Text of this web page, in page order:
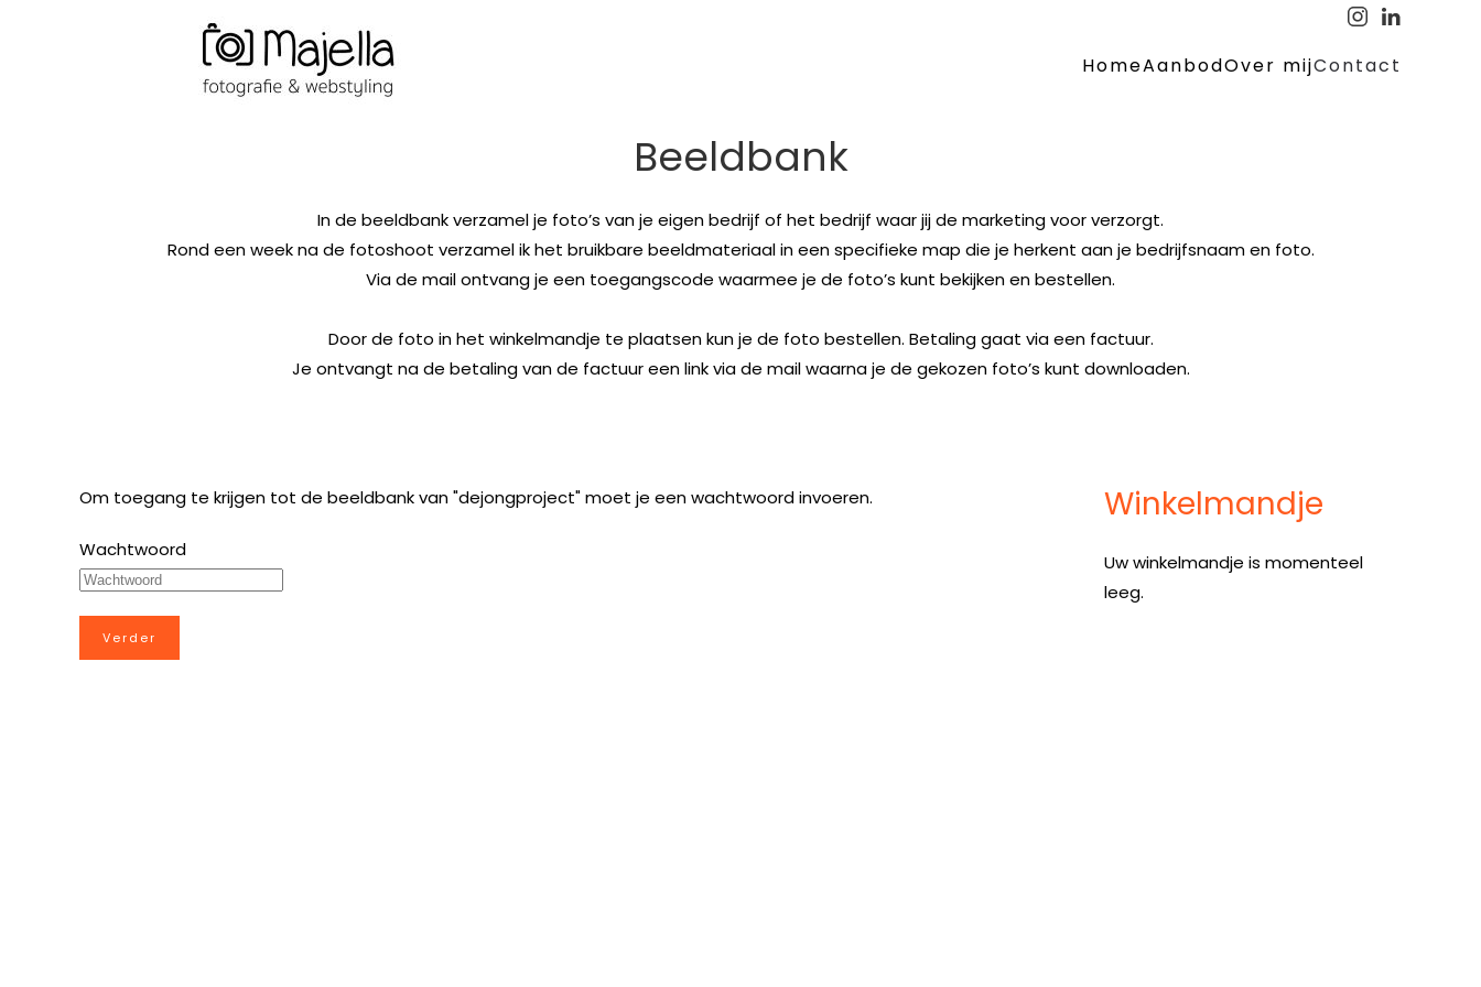
HomeAanbodOver mijContact
Beeldbank
In de beeldbank verzamel je foto’s van je eigen bedrijf of het bedrijf waar jij de marketing voor verzorgt.
Rond een week na de fotoshoot verzamel ik het bruikbare beeldmateriaal in een specifieke map die je herkent aan je bedrijfsnaam en foto.
Via de mail ontvang je een toegangscode waarmee je de foto’s kunt bekijken en bestellen.
Door de foto in het winkelmandje te plaatsen kun je de foto bestellen. Betaling gaat via een factuur.
Je ontvangt na de betaling van de factuur een link via de mail waarna je de gekozen foto’s kunt downloaden.
Om toegang te krijgen tot de beeldbank van "dejongproject" moet je een wachtwoord invoeren.
Wachtwoord
Winkelmandje
Uw winkelmandje is momenteel
leeg.